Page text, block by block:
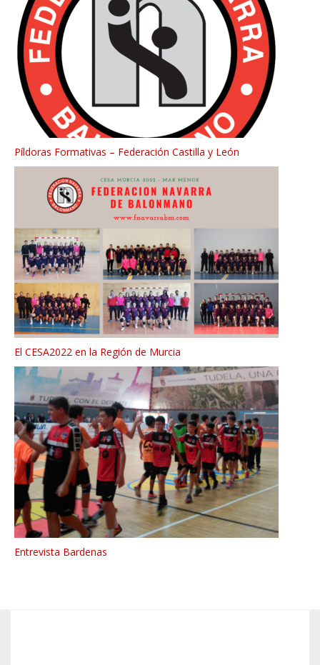
Píldoras Formativas – Federación Castilla y León
El CESA2022 en la Región de Murcia
Entrevista Bardenas